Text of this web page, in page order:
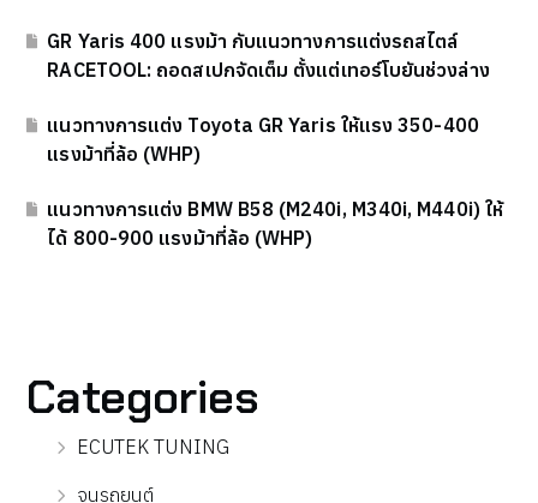
GR Yaris 400 แรงม้า กับแนวทางการแต่งรถสไตล์
RACETOOL: ถอดสเปกจัดเต็ม ตั้งแต่เทอร์โบยันช่วงล่าง
แนวทางการแต่ง Toyota GR Yaris ให้แรง 350-400
แรงม้าที่ล้อ (WHP)
แนวทางการแต่ง BMW B58 (M240i, M340i, M440i) ให้
ได้ 800-900 แรงม้าที่ล้อ (WHP)
Categories
ECUTEK TUNING
จูนรถยนต์